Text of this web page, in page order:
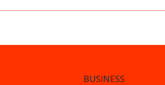
BUSINESS